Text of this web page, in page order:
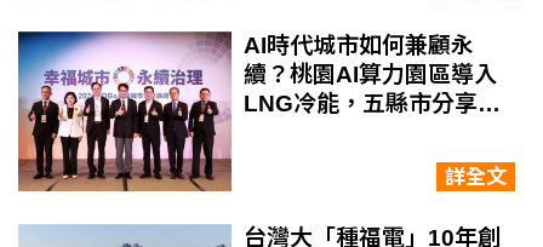
AI時代城市如何兼顧永
續？桃園AI算力園區導入
LNG冷能，五縣市分享智
詳全文
台灣大「種福電」10年創